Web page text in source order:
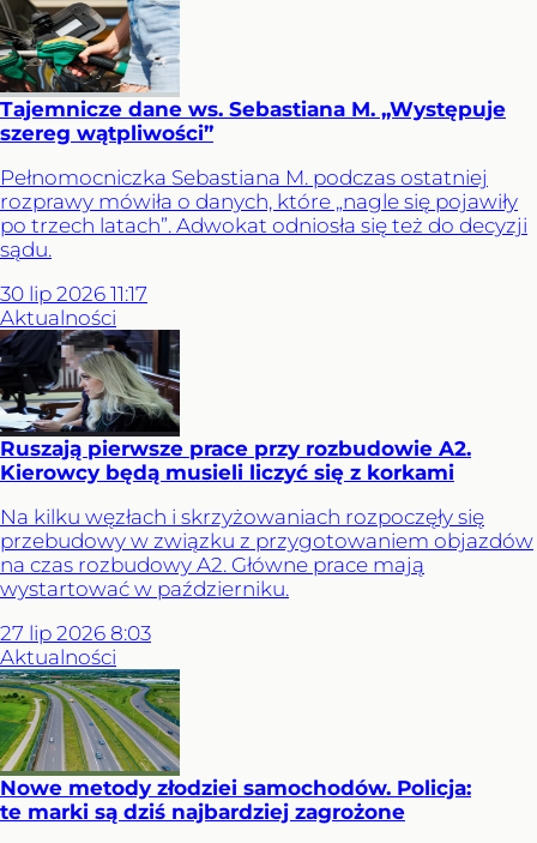
Tajemnicze dane ws. Sebastiana M. „Występuje
szereg wątpliwości”
Pełnomocniczka Sebastiana M. podczas ostatniej
rozprawy mówiła o danych, które „nagle się pojawiły
po trzech latach”. Adwokat odniosła się też do decyzji
sądu.
30 lip 2026 11:17
Aktualności
Ruszają pierwsze prace przy rozbudowie A2.
Kierowcy będą musieli liczyć się z korkami
Na kilku węzłach i skrzyżowaniach rozpoczęły się
przebudowy w związku z przygotowaniem objazdów
na czas rozbudowy A2. Główne prace mają
wystartować w październiku.
27 lip 2026 8:03
Aktualności
Nowe metody złodziei samochodów. Policja:
te marki są dziś najbardziej zagrożone